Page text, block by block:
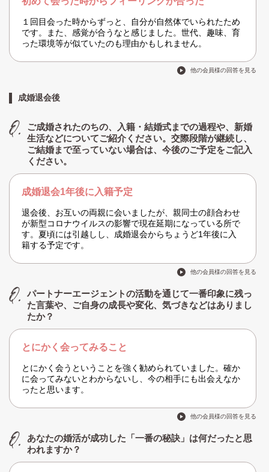
１回目会った時からずっと、自分が自然体でいられたため
です。また、感覚が合うなと感じました。世代、趣味、育
った環境等が似ていたのも理由かもしれません。
他の会員様の回答を見る
成婚退会後
ご成婚されたのちの、入籍・結婚式までの過程や、新婚
生活などについてご紹介ください。交際段階が継続し、
ご結婚まで至っていない場合は、今後のご予定をご記入
ください。
成婚退会1年後に入籍予定
退会後、お互いの両親に会いましたが、親同士の顔合わせ
が新型コロナウイルスの影響で現在延期になっている所で
す。夏頃には引越しし、成婚退会からちょうど1年後に入
籍する予定です。
他の会員様の回答を見る
パートナーエージェントの活動を通じて一番印象に残っ
た言葉や、ご自身の成長や変化、気づきなどはありまし
たか？
とにかく会ってみること
とにかく会うということを強く勧められていました。確か
に会ってみないとわからないし、今の相手にも出会えなか
ったと思います。
他の会員様の回答を見る
あなたの婚活が成功した「一番の秘訣」は何だったと思
われますか？